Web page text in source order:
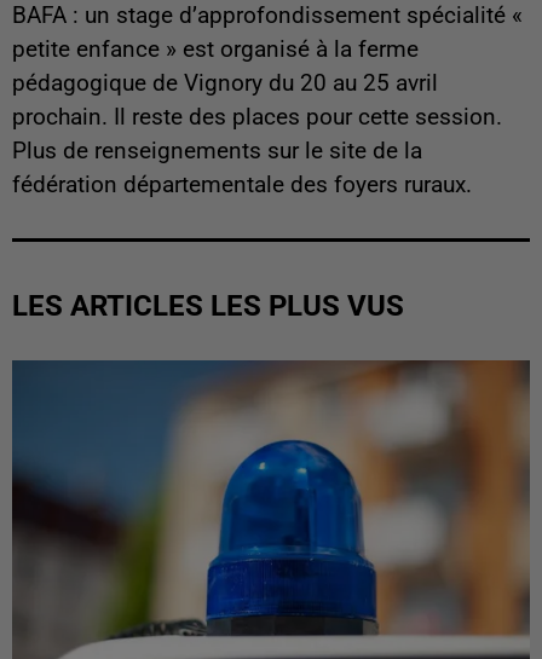
BAFA : un stage d’approfondissement spécialité «
petite enfance » est organisé à la ferme
pédagogique de Vignory du 20 au 25 avril
prochain. Il reste des places pour cette session.
Plus de renseignements sur le site de la
fédération départementale des foyers ruraux.
LES ARTICLES LES PLUS VUS